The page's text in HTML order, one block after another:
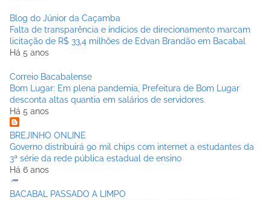
Blog do Júnior da Caçamba
Falta de transparência e indícios de direcionamento marcam
licitação de R$ 33,4 milhões de Edvan Brandão em Bacabal
Há 5 anos
Correio Bacabalense
Bom Lugar: Em plena pandemia, Prefeitura de Bom Lugar
desconta altas quantia em salários de servidores.
Há 5 anos
BREJINHO ONLINE
Governo distribuirá 90 mil chips com internet a estudantes da
3ª série da rede pública estadual de ensino
Há 6 anos
BACABAL PASSADO A LIMPO